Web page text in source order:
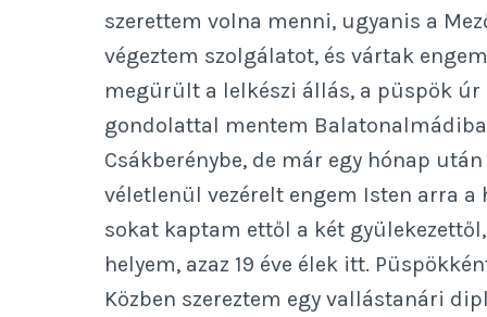
szerettem volna menni, ugyanis a
végeztem szolgálatot, és vártak
megürült a lelkészi állás, a püspök úr
gondolattal mentem
Csákberénybe, de már egy hónap
véletlenül vezérelt engem Isten arra a
sokat kaptam ettől a két
helyem, azaz 19 éve élek itt.
Közben szereztem egy vallástanári